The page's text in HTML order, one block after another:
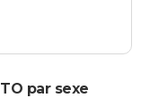
par sexe